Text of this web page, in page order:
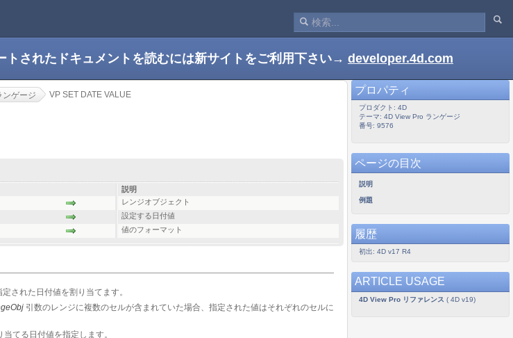
されたドキュメントを読むには新サイトをご利用下さい→ developer.4d.com
ンゲージ VP SET DATE VALUE
説明
レンジオブジェクト
設定する日付値
値のフォーマット
された日付値を割り当てます。
引数のレンジに複数のセルが含まれていた場合、指定された値はそれぞれのセルに
てる日付値を指定します。
プロパティ
プロダクト: 4D
テーマ: 4D View Pro ランゲージ
番号: 9576
ページの目次
説明
例題
履歴
初出: 4D v17 R4
ARTICLE USAGE
4D View Pro リファレンス ( 4D v19)